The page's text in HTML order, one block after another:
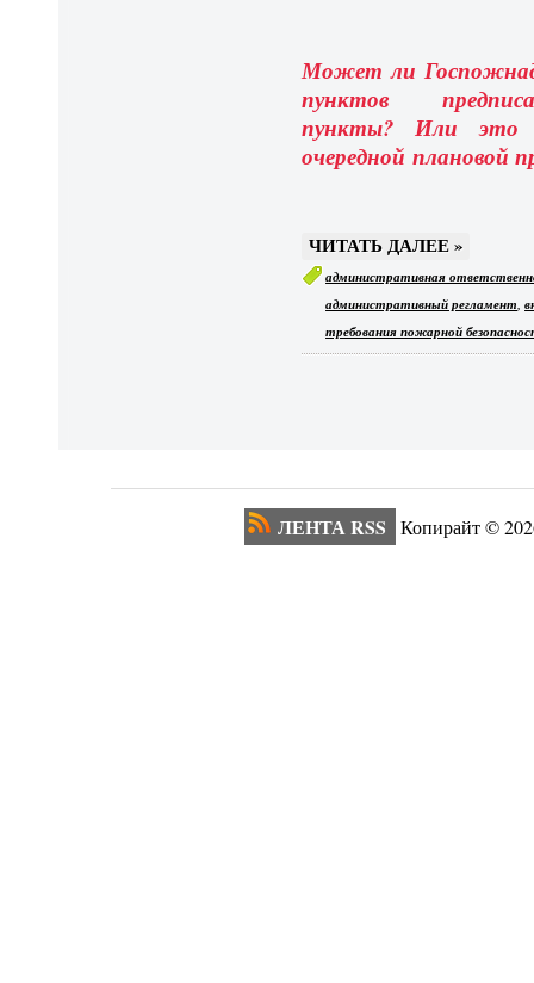
Может ли
пунктов
пункты? Или это
очередной плановой
ЧИТАТЬ ДАЛЕЕ »
административная
административный регламент ,
требования пожарной
ЛЕНТА RSS Копирайт ©